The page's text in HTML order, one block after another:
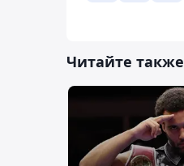
Читайте также